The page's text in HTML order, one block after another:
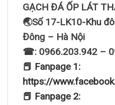
GẠCH ĐÁ ỐP LÁT
🌏Số 17-LK10-Khu
Đông – Hà Nội
☎: 0966.203.942 –
📕 Fanpage 1:
https://
📕 Fanpage 2: